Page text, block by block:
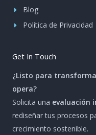
Blog
Política de Privacidad
Get In Touch
¿Listo para
opera?
Solicita una evaluación
rediseñar tus procesos
crecimiento sostenible.